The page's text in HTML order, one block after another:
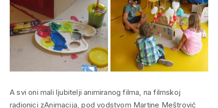
A svi oni mali ljubitelji animiranog filma, na filmskoj
radionici zAnimacija, pod vodstvom Martine Meštrović